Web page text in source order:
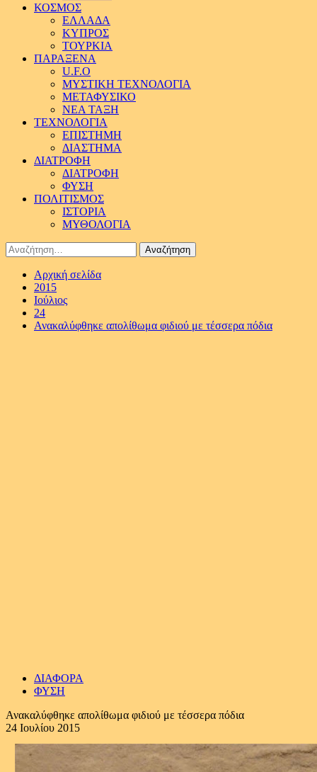
ΚΟΣΜΟΣ
ΕΛΛΑΔΑ
ΚΥΠΡΟΣ
ΤΟΥΡΚΙΑ
ΠΑΡΑΞΕΝΑ
U.F.O
ΜΥΣΤΙΚΗ ΤΕΧΝΟΛΟΓΙΑ
ΜΕΤΑΦΥΣΙΚΟ
ΝΕΑ ΤΑΞΗ
ΤΕΧΝΟΛΟΓΙΑ
ΕΠΙΣΤΗΜΗ
ΔΙΑΣΤΗΜΑ
ΔΙΑΤΡΟΦΗ
ΔΙΑΤΡΟΦΗ
ΦΥΣΗ
ΠΟΛΙΤΙΣΜΟΣ
ΙΣΤΟΡΙΑ
ΜΥΘΟΛΟΓΙΑ
Αναζήτηση
για:
Αρχική σελίδα
2015
Ιούλιος
24
Ανακαλύφθηκε απολίθωμα φιδιού με τέσσερα πόδια
ΔΙΑΦΟΡΑ
ΦΥΣΗ
Ανακαλύφθηκε απολίθωμα φιδιού με τέσσερα πόδια
24 Ιουλίου 2015